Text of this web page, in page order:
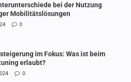
bei der Nutzung
Mobilitätslösungen
0
im Fokus: Was ist beim
erlaubt?
0